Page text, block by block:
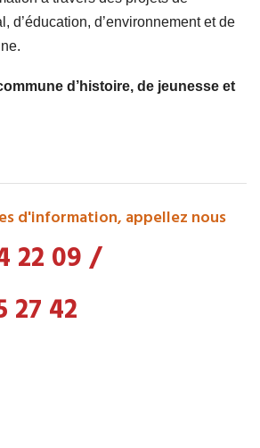
d’éducation, d’environnement et de
d’histoire, de jeunesse et
d'information, appellez nous
22 09/
27 42